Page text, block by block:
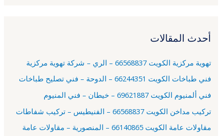
ث
ن
:
أحدث المقالات
تهوية مركزية الكويت 66568837 – الري – شركة تهوية مركزية
فني طباخات الكويت 66244351 – الدوحة – فني تصليح طباخات
فني ألمنيوم الكويت 69621887 – خيطان – فني المنيوم
تركيب مداخن الكويت 66568837 – الفنيطيس – تركيب شفاطات
مقاولات عامة الكويت 66140865 – المنصورية – مقاولات عامة